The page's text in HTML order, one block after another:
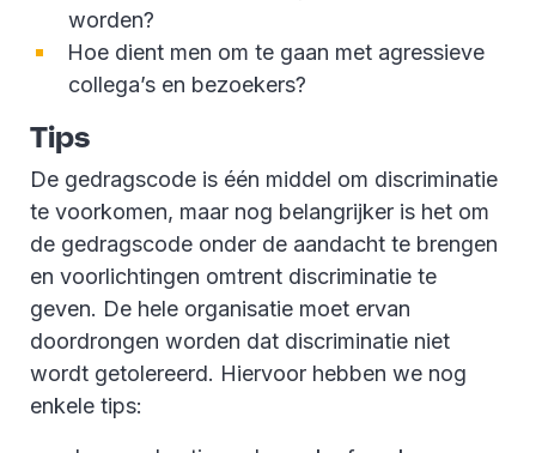
worden?
Hoe dient men om te gaan met agressieve
collega’s en bezoekers?
Tips
De gedragscode is één middel om discriminatie
te voorkomen, maar nog belangrijker is het om
de gedragscode onder de aandacht te brengen
en voorlichtingen omtrent discriminatie te
geven. De hele organisatie moet ervan
doordrongen worden dat discriminatie niet
wordt getolereerd. Hiervoor hebben we nog
enkele tips: